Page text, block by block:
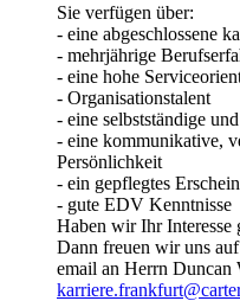
Sie verfügen über:
- eine abgeschlossene
- mehrjährige
- eine hohe
- Organisationstalent
- eine selbstständige
- eine kommunikative,
Persönlichkeit
- ein gepflegtes
- gute EDV Kenntnisse
Haben wir Ihr Interesse
Dann freuen wir uns
email an Herrn Duncan